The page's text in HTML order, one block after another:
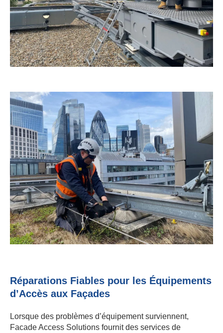
Réparations Fiables pour les Équipements
d’Accès aux Façades
Lorsque des problèmes d’équipement surviennent,
Facade Access Solutions fournit des services de